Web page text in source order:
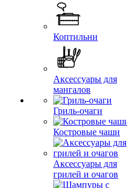
Коптильни
Аксессуары для
мангалов
Гриль-очаги
Костровые чаши
Аксессуары для
грилей и очагов